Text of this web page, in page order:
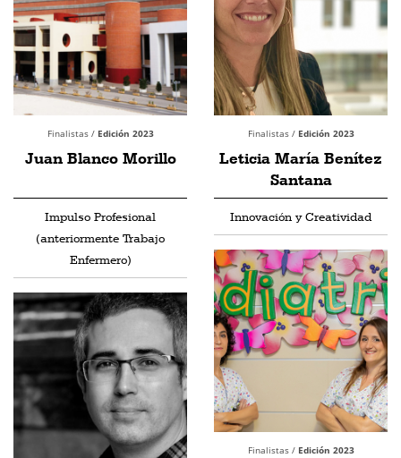
Finalistas / Edición 2023
Juan Blanco Morillo
Finalistas / Edición 2023
Leticia María Benítez
Santana
Impulso Profesional
(anteriormente Trabajo
Enfermero)
Innovación y Creatividad
Finalistas / Edición 2023